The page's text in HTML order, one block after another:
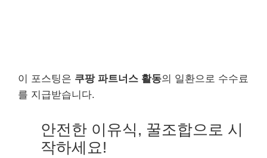
이 포스팅은 쿠팡 파트너스 활동의 일환으로 수수료
를 지급받습니다.
안전한 이유식, 꿀조합으로 시
작하세요!